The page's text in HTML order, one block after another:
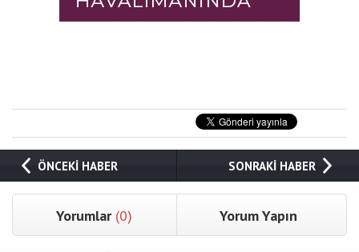
ÖNCEKİ HABER SONRAKİ HABER
Yorumlar (0) Yorum Yapın